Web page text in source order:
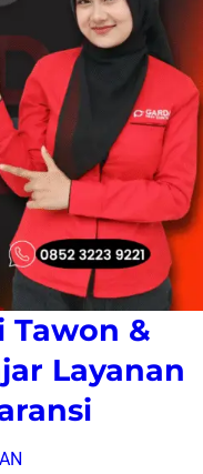
Tawon &
Layanan